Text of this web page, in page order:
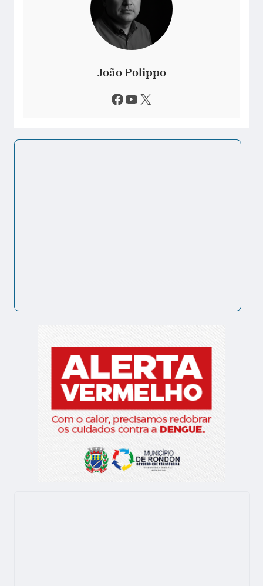
João Polippo
Facebook Youtube X